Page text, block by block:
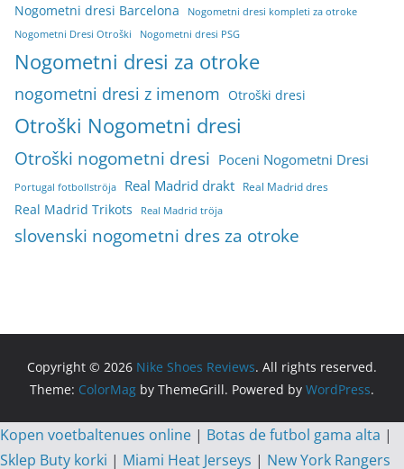
Nogometni dresi Barcelona
Nogometni dresi kompleti za otroke
Nogometni Dresi Otroški
Nogometni dresi PSG
Nogometni dresi za otroke
nogometni dresi z imenom Otroški dresi
Otroški Nogometni dresi
Otroški nogometni dresi Poceni Nogometni Dresi
Portugal fotbollströja Real Madrid drakt Real Madrid dres
Real Madrid Trikots Real Madrid tröja
slovenski nogometni dres za otroke
Copyright © 2026 Nike Shoes Reviews. All rights reserved.
Theme: ColorMag by ThemeGrill. Powered by WordPress.
Kopen voetbaltenues online | Botas de futbol gama alta |
Sklep Buty korki | Miami Heat Jerseys | New York Rangers